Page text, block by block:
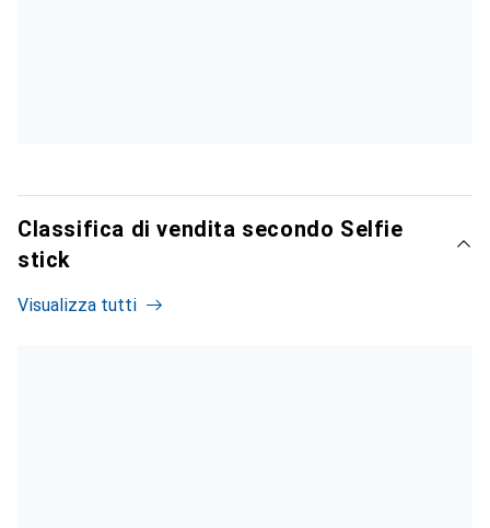
Classifica di vendita secondo Selfie
stick
Visualizza tutti